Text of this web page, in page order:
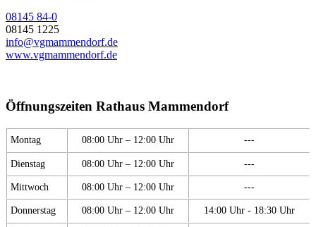
08145 84-0
08145 1225
info@vgmammendorf.de
www.vgmammendorf.de
Öffnungszeiten Rathaus Mammendorf
Montag 08:00 Uhr – 12:00 Uhr ---
Dienstag 08:00 Uhr – 12:00 Uhr ---
Mittwoch 08:00 Uhr – 12:00 Uhr ---
Donnerstag 08:00 Uhr – 12:00 Uhr 14:00 Uhr - 18:30 Uhr